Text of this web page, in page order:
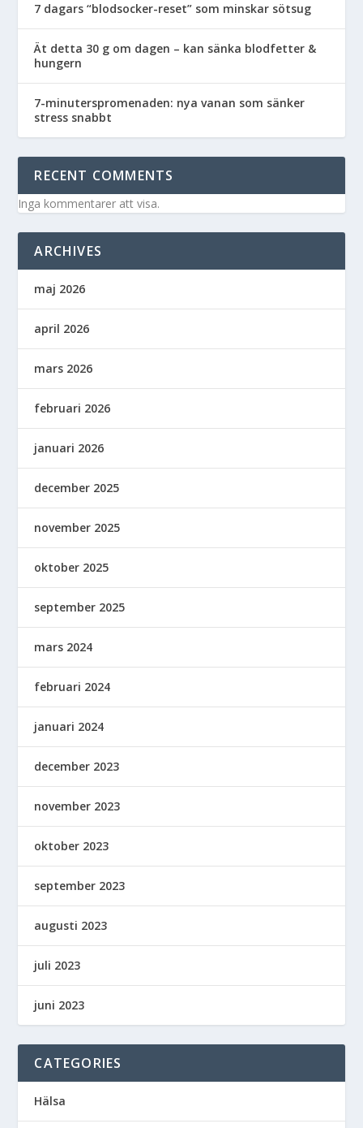
7 dagars “blodsocker-reset” som minskar sötsug
Ät detta 30 g om dagen – kan sänka blodfetter &
hungern
7-minuterspromenaden: nya vanan som sänker
stress snabbt
RECENT COMMENTS
Inga kommentarer att visa.
ARCHIVES
maj 2026
april 2026
mars 2026
februari 2026
januari 2026
december 2025
november 2025
oktober 2025
september 2025
mars 2024
februari 2024
januari 2024
december 2023
november 2023
oktober 2023
september 2023
augusti 2023
juli 2023
juni 2023
CATEGORIES
Hälsa